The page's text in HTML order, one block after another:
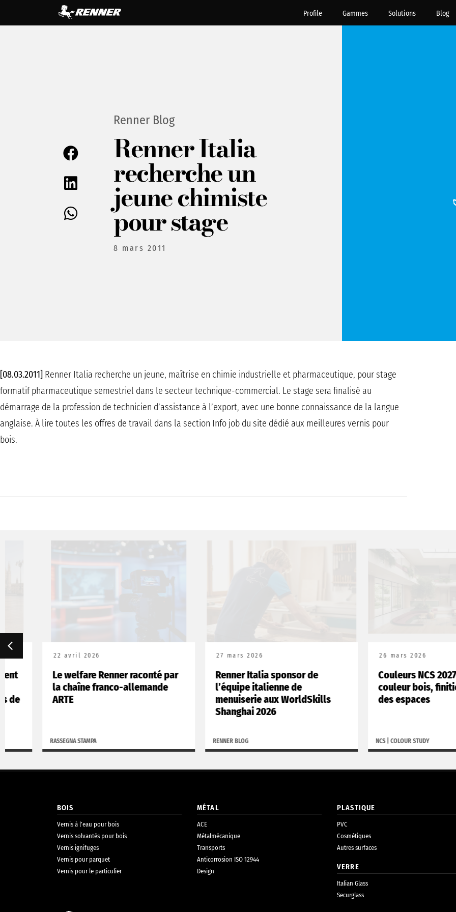
Profile Gammes Solutions Blog
Renner Blog
Renner Italia
recherche un
jeune chimiste
pour stage
8 mars 2011
[08.03.2011] Renner Italia recherche un jeune, maîtrise en chimie industrielle et pharmaceutique, pour stage
formatif pharmaceutique semestriel dans le secteur technique-commercial. Le stage sera finalisé au
démarrage de la profession de technicien d’assistance à l’export, avec une bonne connaissance de la langue
anglaise. À lire toutes les offres de travail dans la section Info job du site dédié aux meilleures vernis pour
bois.
22 avril 2026
Le welfare Renner raconté par
la chaîne franco-allemande
RASSEGNA STAMPA
27 mars 2026
Renner Italia sponsor de
l’équipe italienne de
menuiserie aux WorldSkills
Shanghai 2026
RENNER BLOG
26 mars 2026
Couleurs NCS 2027 :
couleur bois, finitions et
des espaces
COLOUR STUDY
BOIS
Vernis à l’eau pour bois
Vernis solvantés pour bois
Vernis ignifuges
Vernis pour parquet
Vernis pour le particulier
MÉTAL
ACE
Métalmécanique
Transports
Anticorrosion ISO 12944
Design
PLASTIQUE
PVC
Cosmétiques
Autres surfaces
VERRE
Italian Glass
Securglass